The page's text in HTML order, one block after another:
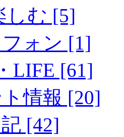
しむ [5]
ォン [1]
LIFE [61]
情報 [20]
[42]